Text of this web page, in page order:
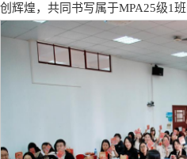
创辉煌，共同书写属于MPA25级1班